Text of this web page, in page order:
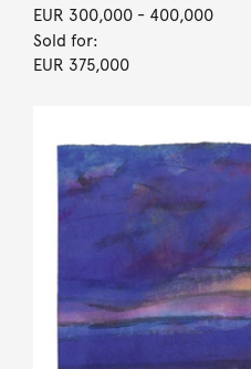
EUR 300,000- 400,000
Sold for:
EUR 375,000